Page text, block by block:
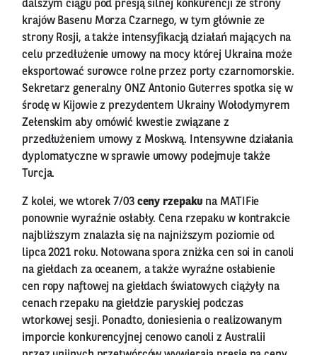
dalszym ciągu pod presją silnej konkurencji ze strony
krajów Basenu Morza Czarnego, w tym głównie ze
strony Rosji, a także intensyfikacją działań mających na
celu przedłużenie umowy na mocy której Ukraina może
eksportować surowce rolne przez porty czarnomorskie.
Sekretarz generalny ONZ Antonio Guterres spotka się w
środę w Kijowie z prezydentem Ukrainy Wołodymyrem
Zełenskim aby omówić kwestie związane z
przedłużeniem umowy z Moskwą. Intensywne działania
dyplomatyczne w sprawie umowy podejmuje także
Turcja.
Z kolei, we wtorek 7/03 ceny rzepaku na MATIFie
ponownie wyraźnie osłabły. Cena rzepaku w kontrakcie
najbliższym znalazła się na najniższym poziomie od
lipca 2021 roku. Notowana spora zniżka cen soi in canoli
na giełdach za oceanem, a także wyraźne osłabienie
cen ropy naftowej na giełdach światowych ciążyły na
cenach rzepaku na giełdzie paryskiej podczas
wtorkowej sesji. Ponadto, doniesienia o realizowanym
imporcie konkurencyjnej cenowo canoli z Australii